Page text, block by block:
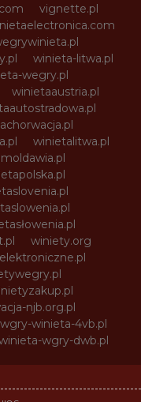
vignette.pl
winieta-litwa.pl
wegry.pl
winietaaustria.pl
winietalitwa.pl
winiety.org
njb.org.pl
winieta-4vb.pl
wgry-dwb.pl